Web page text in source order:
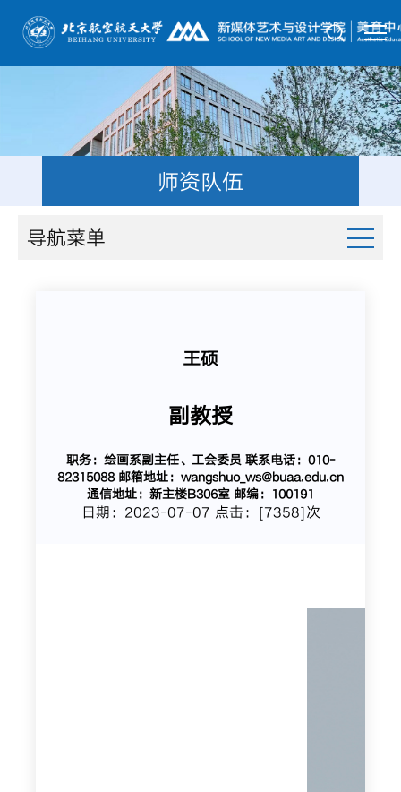
师资队伍
导航菜单
王硕
副教授
职务：绘画系副主任、工会委员 联系电话：010-
82315088 邮箱地址：wangshuo_ws@buaa.edu.cn
通信地址：新主楼B306室 邮编：100191
日期：2023-07-07 点击：[7358]次